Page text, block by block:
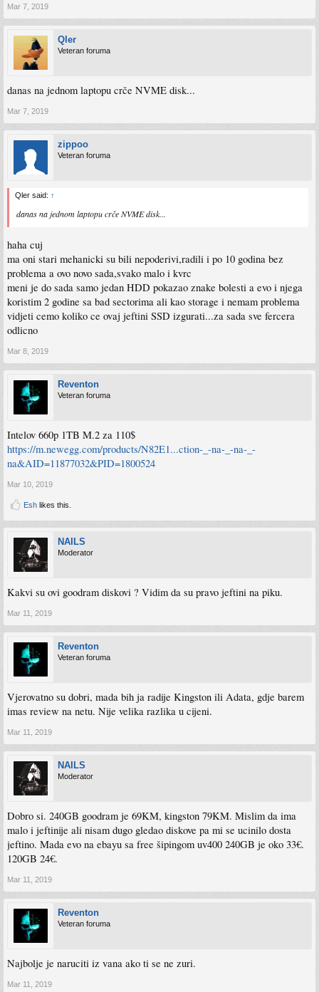
Mar 7, 2019
Qler
Veteran foruma
danas na jednom laptopu crče NVME disk...
Mar 7, 2019
zippoo
Veteran foruma
Qler said: ↑
danas na jednom laptopu crče NVME disk...
haha cuj
ma oni stari mehanicki su bili nepoderivi,radili i po 10 godina bez
problema a ovo novo sada,svako malo i kvrc
meni je do sada samo jedan HDD pokazao znake bolesti a evo i njega
koristim 2 godine sa bad sectorima ali kao storage i nemam problema
vidjeti cemo koliko ce ovaj jeftini SSD izgurati...za sada sve fercera
odlicno
Mar 8, 2019
Reventon
Veteran foruma
Intelov 660p 1TB M.2 za 110$
https://m.newegg.com/products/N82E1...ction-_-na-_-na-_-
na&AID=11877032&PID=1800524
Mar 10, 2019
Esh likes this.
NAILS
Moderator
Kakvi su ovi goodram diskovi ? Vidim da su pravo jeftini na piku.
Mar 11, 2019
Reventon
Veteran foruma
Vjerovatno su dobri, mada bih ja radije Kingston ili Adata, gdje barem
imas review na netu. Nije velika razlika u cijeni.
Mar 11, 2019
NAILS
Moderator
Dobro si. 240GB goodram je 69KM, kingston 79KM. Mislim da ima
malo i jeftinije ali nisam dugo gledao diskove pa mi se ucinilo dosta
jeftino. Mada evo na ebayu sa free šipingom uv400 240GB je oko 33€.
120GB 24€.
Mar 11, 2019
Reventon
Veteran foruma
Najbolje je naruciti iz vana ako ti se ne zuri.
Mar 11, 2019